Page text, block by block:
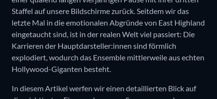
Staffel auf unsere Bildschirme zurück. Seitdem wir das
letzte Mal in die emotionalen Abgründe von East Highland
eingetaucht sind, ist in der realen Welt viel passiert: Die
Karrieren der Hauptdarsteller:innen sind förmlich
explodiert, wodurch das Ensemble mittlerweile aus echten
Hollywood-Giganten besteht.
In diesem Artikel werfen wir einen detaillierten Blick auf